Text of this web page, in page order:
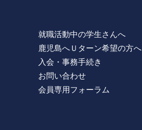
就職活動中の学生さんへ
鹿児島へＵターン希望の方へ
入会・事務手続き
お問い合わせ
会員専用フォーラム